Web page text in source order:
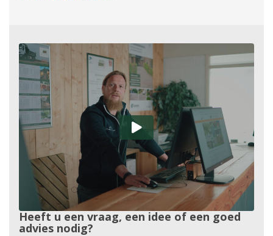
Heeft u een vraag, een idee of een goed
advies nodig?